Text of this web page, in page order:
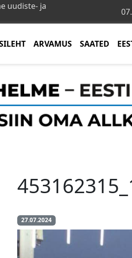
uudiste- ja
ARVAMUS SAATED
27.07.2024